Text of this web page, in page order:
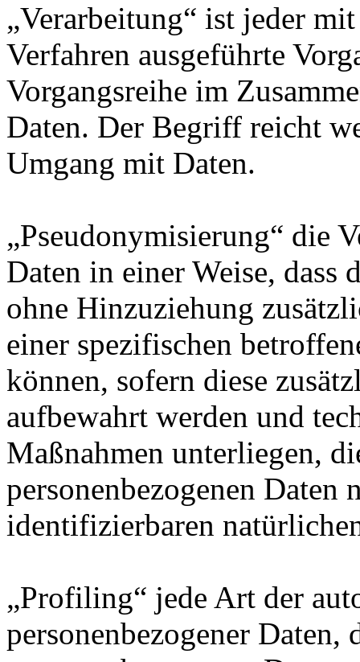
„Verarbeitung“ ist jeder
Verfahren ausgeführte
Vorgangsreihe im
Daten. Der Begriff reicht
Umgang mit Daten.
„Pseudonymisierung“ die
Daten in einer Weise, dass
ohne Hinzuziehung
einer spezifischen
können, sofern diese
aufbewahrt werden und
Maßnahmen unterliegen,
personenbezogenen
identifizierbaren
„Profiling“ jede Art der
personenbezogener Daten,